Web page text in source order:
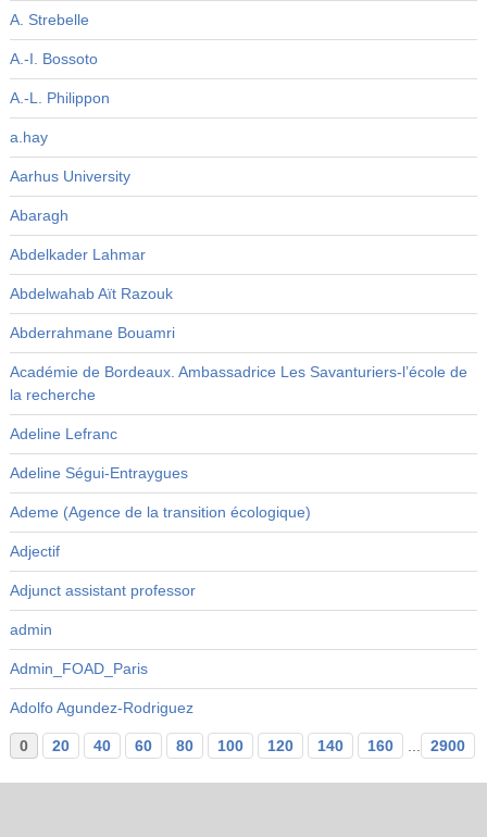
A. Strebelle
A.-I. Bossoto
A.-L. Philippon
a.hay
Aarhus University
Abaragh
Abdelkader Lahmar
Abdelwahab Aït Razouk
Abderrahmane Bouamri
Académie de Bordeaux. Ambassadrice Les Savanturiers-l’école de
la recherche
Adeline Lefranc
Adeline Ségui-Entraygues
Ademe (Agence de la transition écologique)
Adjectif
Adjunct assistant professor
admin
Admin_FOAD_Paris
Adolfo Agundez-Rodriguez
0 20 40 60 80 100 120 140 160 ... 2900